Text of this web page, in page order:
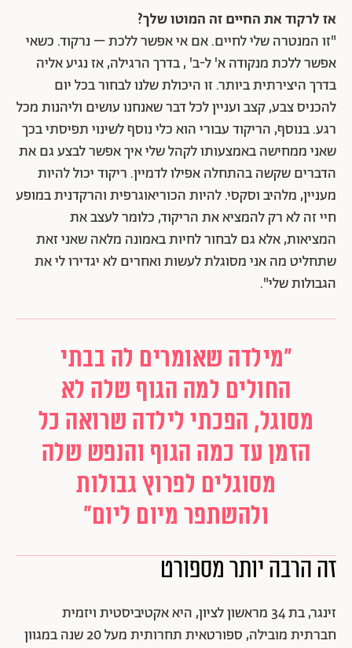
אז לרקוד את החיים זה המוטו שלך?
"זו המנטרה שלי לחיים. אם אי אפשר ללכת – נרקוד. כשאי
אפשר ללכת מנקודה א' ל-ב' , בדרך הרגילה, אז נגיע אליה
בדרך היצירתית ביותר. זו היכולת שלנו לבחור בכל יום
להכניס צבע, קצב ועניין לכל דבר שאנחנו עושים וליהנות מכל
רגע. בנוסף, הריקוד עבורי הוא כלי נוסף לשינוי תפיסתי בכך
שאני ממחישה באמצעותו לקהל שלי איך אפשר לבצע גם את
הדברים שקשה בהתחלה אפילו לדמיין. ריקוד יכול להיות
מעניין, מלהיב וסקסי. להיות הכוריאוגרפית והרקדנית במופע
חיי זה לא רק להמציא את הריקוד, כלומר לעצב את
המציאות, אלא גם לבחור לחיות באמונה מלאה שאני זאת
שתחליט מה אני מסוגלת לעשות ואחרים לא יגדירו לי את
הגבולות שלי".
"מילדה שאומרים לה בבתי
החולים למה הגוף שלה לא
מסוגל, הפכתי לילדה שרואה כל
הזמן עד כמה הגוף והנפש שלה
מסוגלים לפרוץ גבולות
ולהשתפר מיום ליום"
זה הרבה יותר מספורט
זינגר, בת 34 מראשון לציון, היא אקטיביסטית ויזמית
חברתית מובילה, ספורטאית תחרותית מעל 20 שנה במגוון